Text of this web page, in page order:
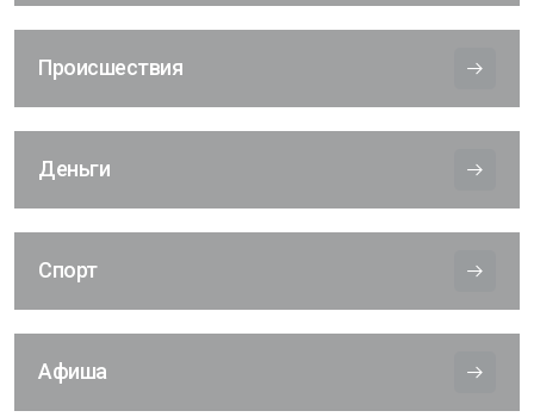
Происшествия
Деньги
Спорт
Афиша